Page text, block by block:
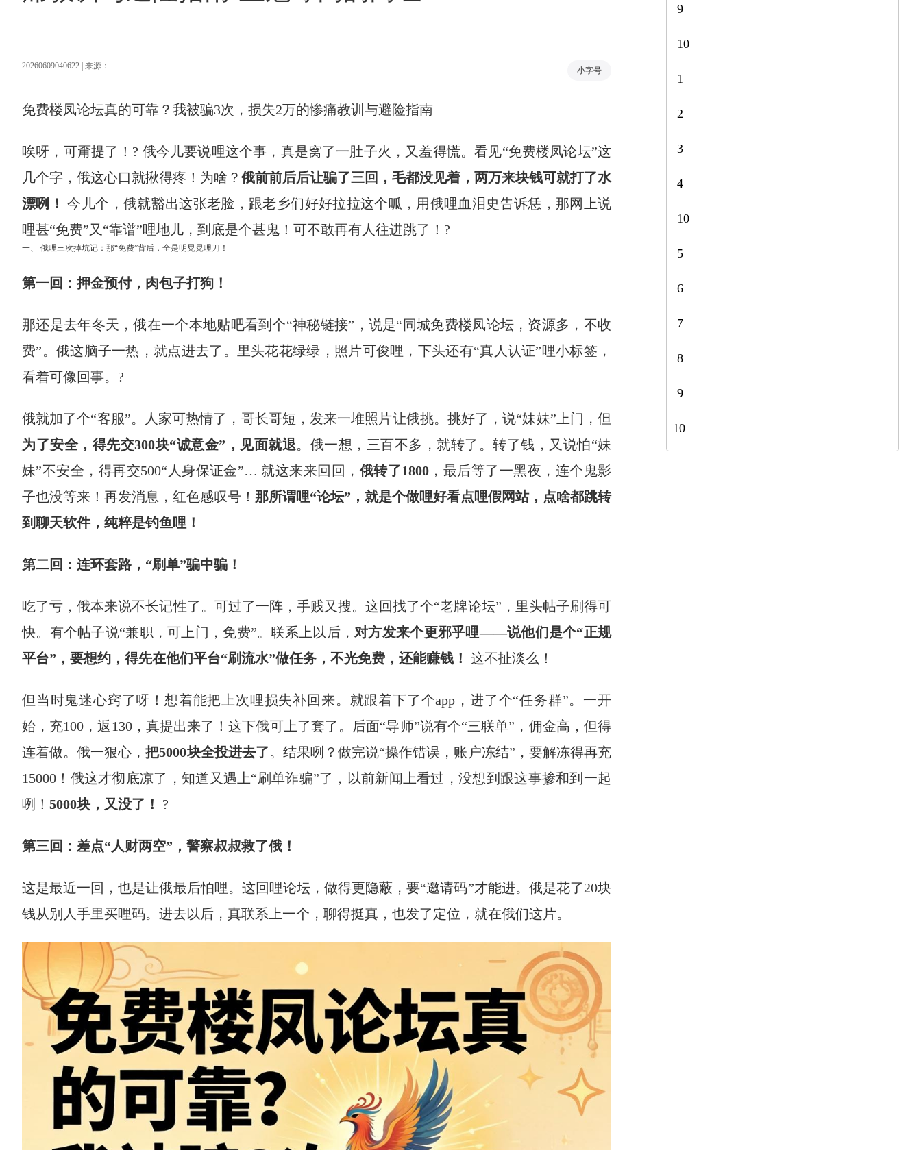
20260609040622 | 来源： 小字号
免费楼凤论坛真的可靠？我被骗3次，损失2万的惨痛教训与避险指南
唉呀，可甭提了！? 俄今儿要说哩这个事，真是窝了一肚子火，又羞得慌。看见“免费楼凤论坛”这
几个字，俄这心口就揪得疼！为啥？ 俄前前后后让骗了三回，毛都没见着，两万来块钱可就打了水
漂咧！ ​ 今儿个，俄就豁出这张老脸，跟老乡们好好拉拉这个呱，用俄哩血泪史告诉恁，那网上说
哩甚“免费”又“靠谱”哩地儿，到底是个甚鬼！可不敢再有人往进跳了！?
一、 俄哩三次掉坑记：那“免费”背后，全是明晃晃哩刀！
第一回：押金预付，肉包子打狗！
那还是去年冬天，俄在一个本地贴吧看到个“神秘链接”，说是“同城免费楼凤论坛，资源多，不收
费”。俄这脑子一热，就点进去了。里头花花绿绿，照片可俊哩，下头还有“真人认证”哩小标签，
看着可像回事。?
俄就加了个“客服”。人家可热情了，哥长哥短，发来一堆照片让俄挑。挑好了，说“妹妹”上门，但
为了安全，得先交300块“诚意金”，见面就退。俄一想，三百不多，就转了。转了钱，又说怕“妹
妹”不安全，得再交500“人身保证金”… 就这来来回回， 俄转了1800 ，最后等了一黑夜，连个鬼影
子也没等来！再发消息，红色感叹号！ 那所谓哩“论坛”，就是个做哩好看点哩假网站，点啥都跳转
到聊天软件，纯粹是钓鱼哩！
第二回：连环套路，“刷单”骗中骗！
吃了亏，俄本来说不长记性了。可过了一阵，手贱又搜。这回找了个“老牌论坛”，里头帖子刷得可
快。有个帖子说“兼职，可上门，免费”。联系上以后， 对方发来个更邪乎哩——说他们是个“正规
平台”，要想约，得先在他们平台“刷流水”做任务，不光免费，还能赚钱！ ​ 这不扯淡么！
但当时鬼迷心窍了呀！想着能把上次哩损失补回来。就跟着下了个app，进了个“任务群”。一开
始，充100，返130，真提出来了！这下俄可上了套了。后面“导师”说有个“三联单”，佣金高，但得
连着做。俄一狠心，把5000块全投进去了。结果咧？做完说“操作错误，账户冻结”，要解冻得再充
15000！俄这才彻底凉了，知道又遇上“刷单诈骗”了，以前新闻上看过，没想到跟这事掺和到一起
咧！ 5000块，又没了！ ​ ?
第三回：差点“人财两空”，警察叔叔救了俄！
这是最近一回，也是让俄最后怕哩。这回哩论坛，做得更隐蔽，要“邀请码”才能进。俄是花了20块
钱从别人手里买哩码。进去以后，真联系上一个，聊得挺真，也发了定位，就在俄们这片。
9
10
1
2
3
4
10
5
6
7
8
9
10